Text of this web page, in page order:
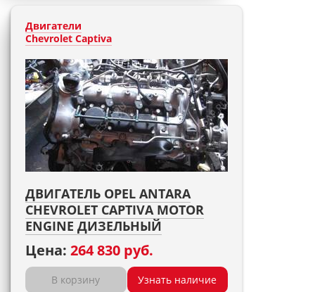
Двигатели
Chevrolet Captiva
ДВИГАТЕЛЬ OPEL ANTARA
CHEVROLET CAPTIVA MOTOR
ENGINE ДИЗЕЛЬНЫЙ
Цена: 264 830 руб.
В корзину Узнать наличие